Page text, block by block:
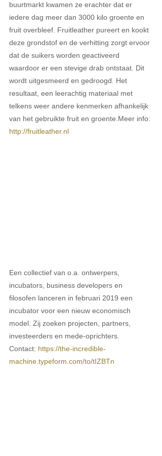
buurtmarkt kwamen ze erachter dat er
iedere dag meer dan 3000 kilo groente en
fruit overbleef. Fruitleather pureert en kookt
deze grondstof en de verhitting zorgt ervoor
dat de suikers worden geactiveerd
waardoor er een stevige drab ontstaat. Dit
wordt uitgesmeerd en gedroogd. Het
resultaat, een leerachtig materiaal met
telkens weer andere kenmerken afhankelijk
van het gebruikte fruit en groente.Meer info:
http://fruitleather.nl
Een collectief van o.a. ontwerpers,
incubators, business developers en
filosofen lanceren in februari 2019 een
incubator voor een nieuw economisch
model. Zij zoeken projecten, partners,
investeerders en mede-oprichters.
Contact: https://the-incredible-
machine.typeform.com/to/tIZBTn